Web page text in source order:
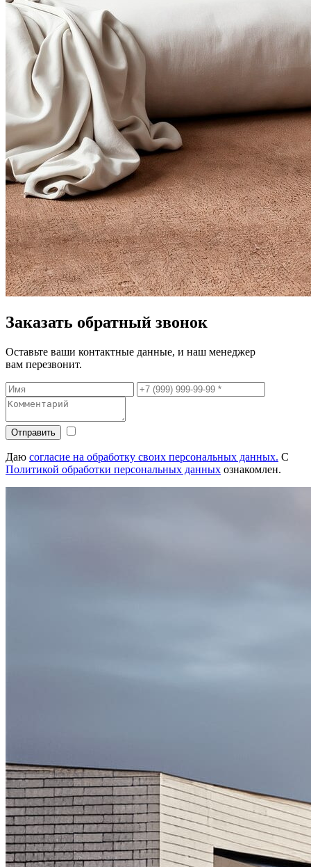
Заказать обратный звонок
Оставьте ваши контактные данные, и наш менеджер
вам перезвонит.
Отправить
Даю согласие на обработку своих персональных данных. С
Политикой обработки персональных данных ознакомлен.